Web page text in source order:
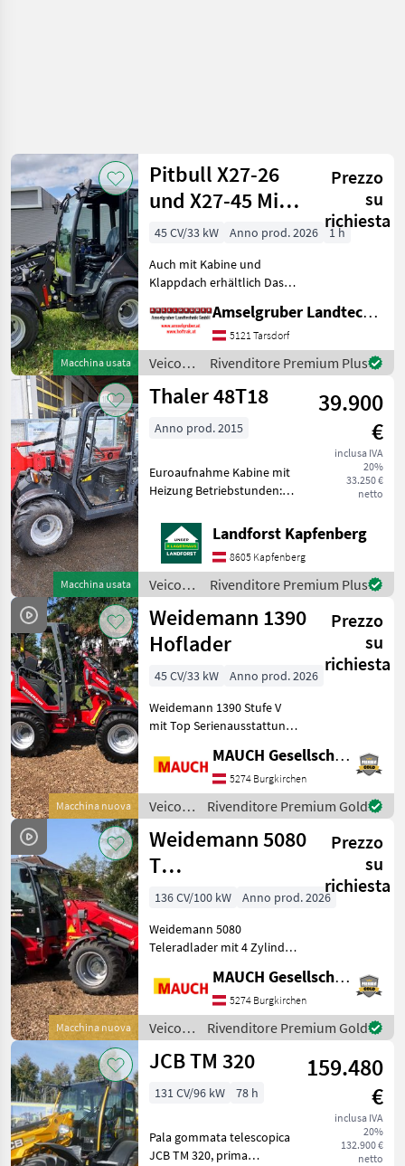
Macchina usata
Pitbull X27-26
und X27-45 Mit
Kabine
Prezzo
su
richiesta
45 CV/33 kW Anno prod. 2026
1 h
Auch mit Kabine und
Klappdach erhältlich Das
Neu im Generalvertrieb von
Amselgruber Landtechnik!
Neben unseren bekannten
Fuchs Hofladern,
Amselgruber Landtechnik GmbH
5121 Tarsdorf
Veicoli
agricoli
a
/ Pitbull
Rivenditore Premium Plus
Macchina usata
Thaler 48T18
39.900
€
inclusa IVA
20%
33.250 €
netto
Anno prod. 2015
Euroaufnahme Kabine mit
Heizung Betriebstunden:
Um Ihnen unnötige
Wartezeiten oder
Wegstrecken zu ersparen,
bitten wir Sie um vorherige
Ko
Landforst Kapfenberg
8605 Kapfenberg
Veicoli
agricoli
a
motore
/ Thaler
Rivenditore Premium Plus
Macchina nuova
Weidemann 1390
Hoflader
Prezzo
su
richiesta
45 CV/33 kW
Anno prod. 2026
Weidemann 1390 Stufe V
mit Top Serienausstattung:
(auto-hold Funktion), 2
Hubzylinder
Fahrerschutzdach mit
Rückhaltesystem
produziert in
MAUCH Gesellschaft m.b.H. & Co.KG
5274 Burgkirchen
Veicoli
agricoli
a
motore
/
Weidemann
Rivenditore Premium Gold
Macchina nuova
Weidemann 5080
T
Teleskopradlader
Prezzo
su
richiesta
136 CV/100 kW
Anno prod. 2026
Weidemann 5080
Teleradlader mit 4 Zylinder
Hydrostatischer
Allradantrieb, 100%
Differentialsperre,
Schwimmstellung für
Hubzylinder,
Komfortkabine mit
MAUCH Gesellschaft m.b.H. & Co.KG
5274 Burgkirchen
Veicoli
agricoli
a
Rivenditore Premium Gold
JCB TM 320
159.480
€
inclusa IVA
20%
132.900 €
netto
131 CV/96 kW 78 h
Pala gommata telescopica
JCB TM 320, prima